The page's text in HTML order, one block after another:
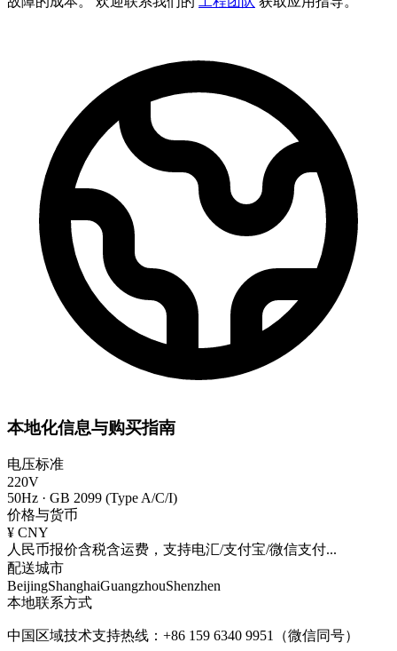
本地化信息与购买指南
电压标准
220V
50Hz · GB 2099 (Type A/C/I)
价格与货币
¥ CNY
人民币报价含税含运费，支持电汇/支付宝/微信支付...
配送城市
BeijingShanghaiGuangzhouShenzhen
本地联系方式
中国区域技术支持热线：+86 159 6340 9951（微信同号）